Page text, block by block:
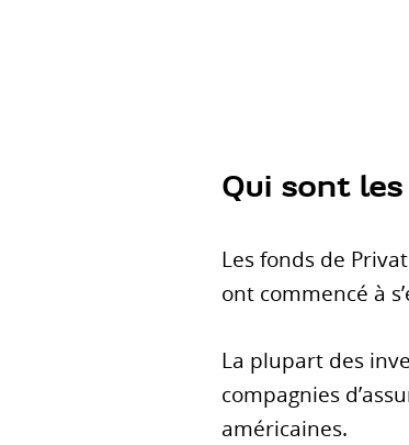
Qui sont
Les fonds de
ont commencé à
La plupart des
compagnies
américaines.